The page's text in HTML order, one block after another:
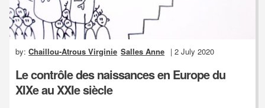
by:Chaillou-Atrous Virginie Salles Anne | 2 July 2020
Le contrôle des naissances en Europe du
XIXe au XXIe siècle